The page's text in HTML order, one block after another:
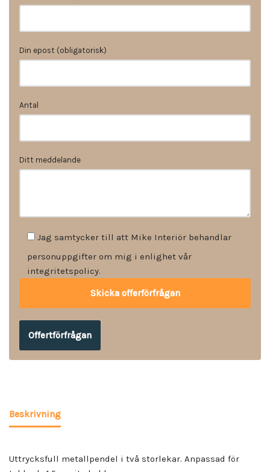
Din epost (obligatorisk)
Antal
Ditt meddelande
Jag samtycker till att Mike Interiör behandlar
personuppgifter om mig i enlighet vår
integritetspolicy.
Offertförfrågan
Beskrivning
Uttrycksfull metallpendel i två storlekar. Anpassad för